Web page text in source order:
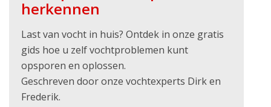
herkennen
Last van vocht in huis? Ontdek in onze gratis
gids hoe u zelf vochtproblemen kunt
opsporen en oplossen.
Geschreven door onze vochtexperts Dirk en
Frederik.